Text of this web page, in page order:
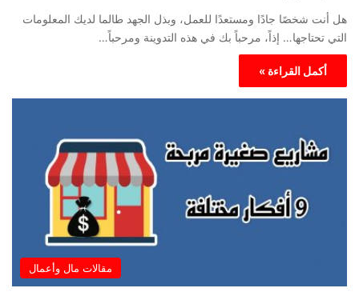
هل أنت شخصًا جادًا ومستعدًا للعمل، وبذل الجهد طالما لديك المعلومات
التي تحتاجها… إذاً، مرحباً بك في هذه التدوينة ومرحباً…
أكمل القراءة »
مقالات مال وأعمال